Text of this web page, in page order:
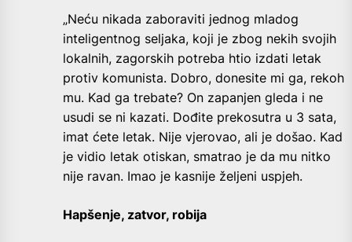
„Neću nikada zaboraviti jednog mladog
inteligentnog seljaka, koji je zbog nekih svojih
lokalnih, zagorskih potreba htio izdati letak
protiv komunista. Dobro, donesite mi ga, rekoh
mu. Kad ga trebate? On zapanjen gleda i ne
usudi se ni kazati. Dođite prekosutra u 3 sata,
imat ćete letak. Nije vjerovao, ali je došao. Kad
je vidio letak otiskan, smatrao je da mu nitko
nije ravan. Imao je kasnije željeni uspjeh.
Hapšenje, zatvor, robija